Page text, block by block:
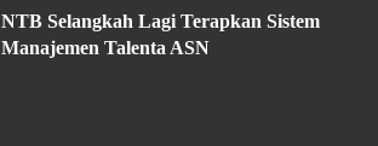
NTB Selangkah Lagi Terapkan Sistem
Manajemen Talenta ASN